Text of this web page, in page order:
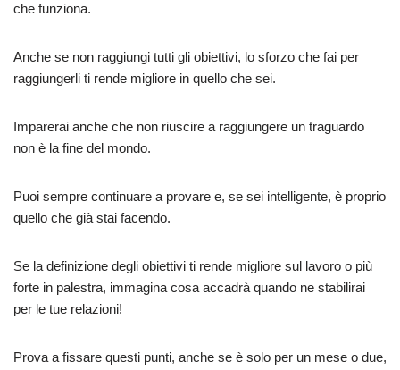
che funziona.
Anche se non raggiungi tutti gli obiettivi, lo sforzo che fai per
raggiungerli ti rende migliore in quello che sei.
Imparerai anche che non riuscire a raggiungere un traguardo
non è la fine del mondo.
Puoi sempre continuare a provare e, se sei intelligente, è proprio
quello che già stai facendo.
Se la definizione degli obiettivi ti rende migliore sul lavoro o più
forte in palestra, immagina cosa accadrà quando ne stabilirai
per le tue relazioni!
Prova a fissare questi punti, anche se è solo per un mese o due,